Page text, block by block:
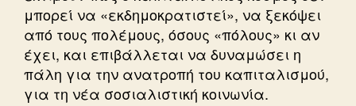
μπορεί να «εκδημοκρατιστεί», να ξεκόψει
από τους πολέμους, όσους «πόλους» κι αν
έχει, και επιβάλλεται να δυναμώσει η
πάλη για την ανατροπή του καπιταλισμού,
για τη νέα σοσιαλιστική κοινωνία.